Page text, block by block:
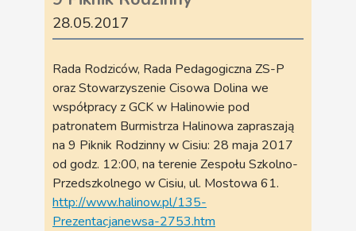
28.05.2017
Rada Rodziców, Rada Pedagogiczna ZS-P
oraz Stowarzyszenie Cisowa Dolina we
współpracy z GCK w Halinowie pod
patronatem Burmistrza Halinowa zapraszają
na 9 Piknik Rodzinny w Cisiu: 28 maja 2017
od godz. 12:00, na terenie Zespołu Szkolno-
Przedszkolnego w Cisiu, ul. Mostowa 61.
http://www.halinow.pl/135-
Prezentacjanewsa-2753.htm